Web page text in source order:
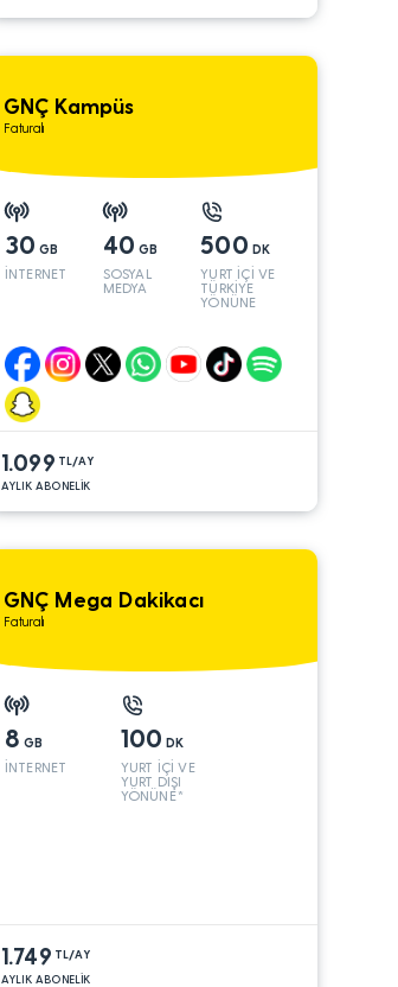
GNÇ Kampüs
Faturalı
30 GB
İNTERNET
40 GB
SOSYAL
MEDYA
500 DK
YURT İÇİ VE
TÜRKİYE
YÖNÜNE
1.099 TL/AY
AYLIK ABONELİK
GNÇ Mega Dakikacı
Faturalı
8 GB
İNTERNET
100 DK
YURT İÇİ VE
YURT DIŞI
YÖNÜNE*
1.749 TL/AY
AYLIK ABONELİK